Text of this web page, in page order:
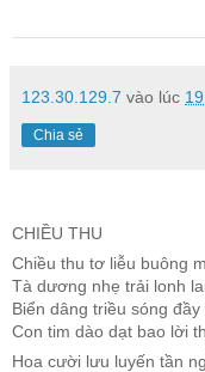
123.30.129.7 vào lúc
Chia sẻ
CHIỀU THU
Chiều thu tơ liễu buông
Tà dương nhẹ trải lonh
Biển dâng triều sóng đầy
Con tim dào dạt bao lời
Hoa cười lưu luyến tần